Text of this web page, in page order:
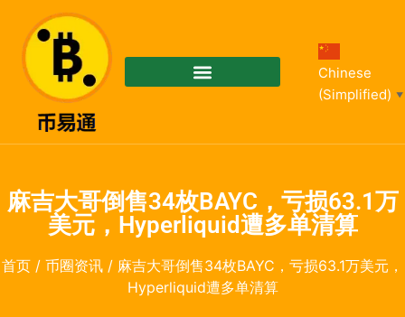
Chinese
(Simplified)
▼
麻吉大哥倒售34枚BAYC，亏损63.1万
美元，Hyperliquid遭多单清算
首页 / 币圈资讯 / 麻吉大哥倒售34枚BAYC，亏损63.1万美元，
Hyperliquid遭多单清算